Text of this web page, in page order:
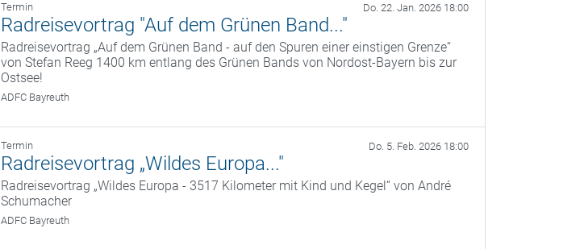
Termin Do. 22. Jan. 2026 18:00
Radreisevortrag "Auf dem Grünen Band..."
Radreisevortrag „Auf dem Grünen Band - auf den Spuren einer einstigen Grenze“
von Stefan Reeg 1400 km entlang des Grünen Bands von Nordost-Bayern bis zur
Ostsee!
ADFC Bayreuth
Termin Do. 5. Feb. 2026 18:00
Radreisevortrag „Wildes Europa..."
Radreisevortrag „Wildes Europa - 3517 Kilometer mit Kind und Kegel“ von André
Schumacher
ADFC Bayreuth